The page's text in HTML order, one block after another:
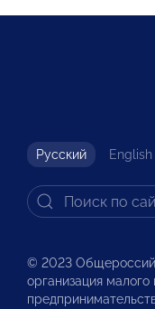
Русский English
© 2023
организация малого